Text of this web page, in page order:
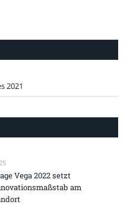
2021
Vega 2022 setzt
am